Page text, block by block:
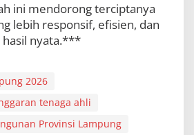
ini mendorong terciptanya
lebih responsif, efisien, dan
nyata.***
2026
tenaga ahli
Provinsi Lampung